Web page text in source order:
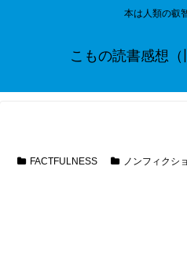
本は人類の叡
こもの読書感想（
FACTFULNESS ノンフィクシ